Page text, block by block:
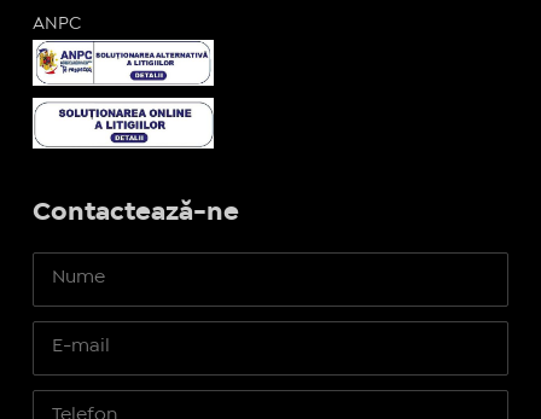
ANPC
Contactează-ne